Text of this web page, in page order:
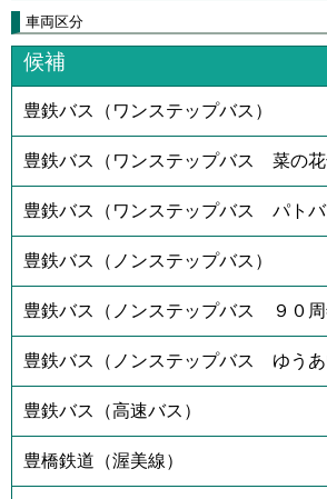
車両区分
候補
豊鉄バス（ワンステップバス）
豊鉄バス（ワンステップバス 菜の花
豊鉄バス（ワンステップバス パトバ
豊鉄バス（ノンステップバス）
豊鉄バス（ノンステップバス ９０周
豊鉄バス（ノンステップバス ゆうあ
豊鉄バス（高速バス）
豊橋鉄道（渥美線）